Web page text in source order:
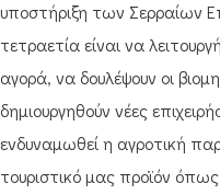
υποστήριξη των Σερραίων
τετραετία είναι να
αγορά, να δουλέψουν οι
δημιουργηθούν νέες
ενδυναμωθεί η αγροτική
τουριστικό μας προϊόν